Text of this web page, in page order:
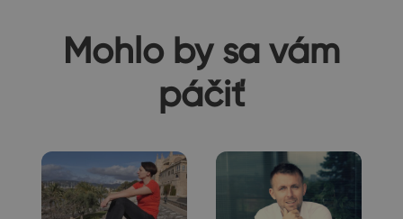
Mohlo by sa vám
páčiť